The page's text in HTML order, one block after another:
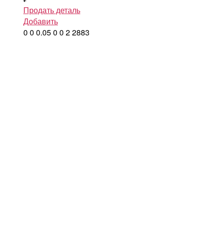
Продать деталь
Добавить
0 0 0.050 0 22883